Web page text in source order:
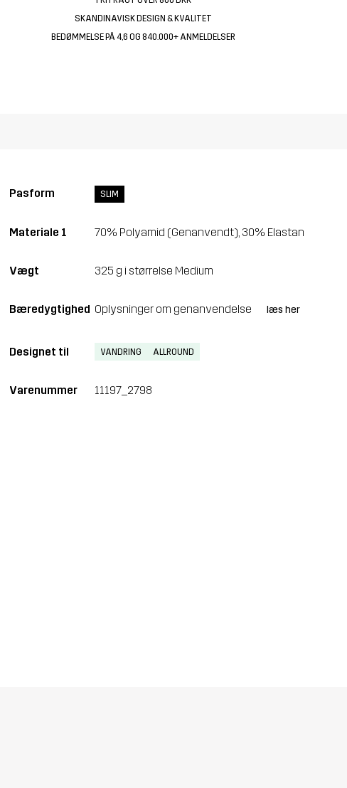
SKANDINAVISK DESIGN & KVALITET
BEDØMMELSE PÅ 4,6 OG 840.000+ ANMELDELSER
Pasform SLIM
Materiale 1 70% Polyamid (Genanvendt), 30% Elastan
Vægt 325 g i størrelse Medium
Bæredygtighed Oplysninger om genanvendelse læs her
Designet til VANDRING ALLROUND
Varenummer 11197_2798